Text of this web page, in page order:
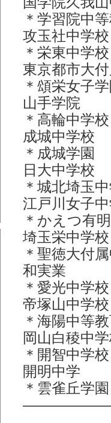
＊学習
攻玉社
＊栄東
東京都市
＊頌栄女
山手
＊高輪
成城
＊成城
日大
＊城北
江戸川女
＊かえつ
埼玉栄
＊聖徳
和実業
＊愛光
帝塚山
＊海陽中
岡山白
＊開
開明
＊雲雀丘学園